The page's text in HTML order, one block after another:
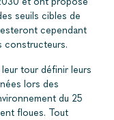
seuils cibles de
cependant
constructeurs.
tour définir leurs
lors des
du 25
floues. Tout